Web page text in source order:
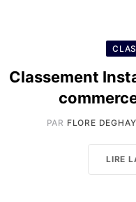
Classement
PAR FLORE
LIRE